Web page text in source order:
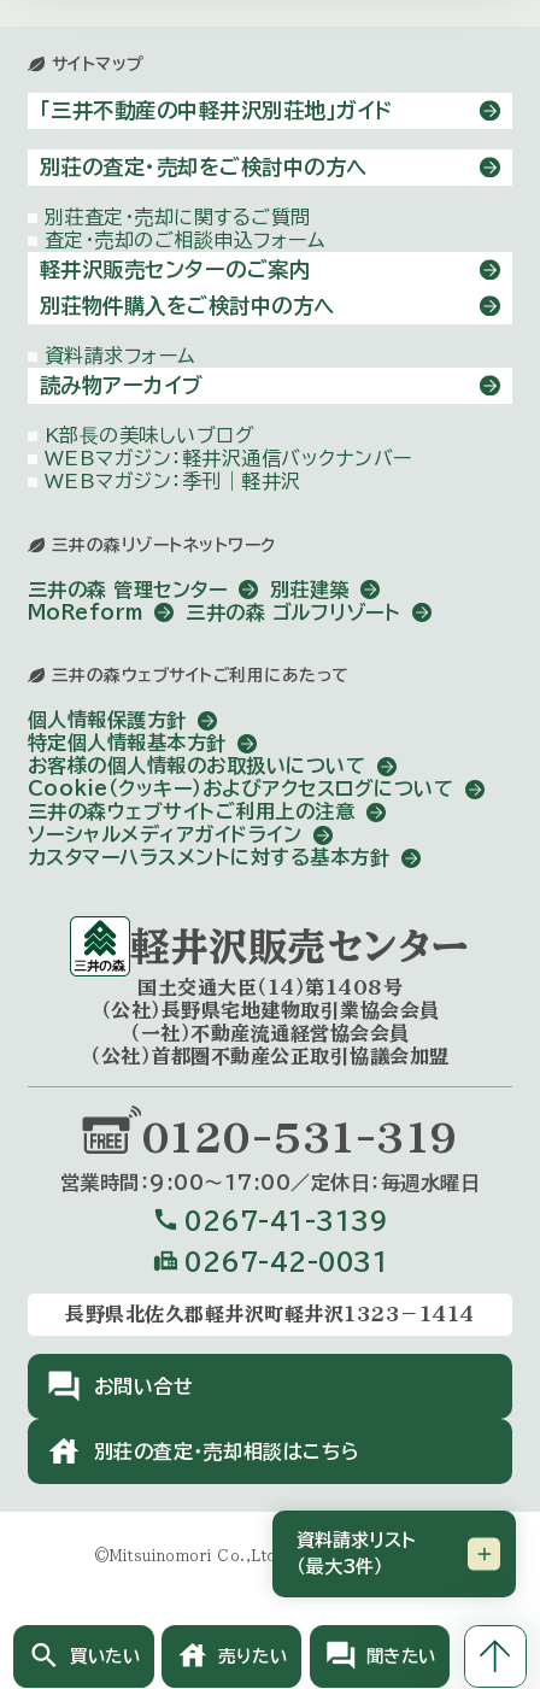
資料請求リスト
（最大3件）
サイトマップ
「三井不動産の中軽井沢別荘地」ガイド
別荘の査定・売却をご検討中の方へ
別荘査定・売却に関するご質問
査定・売却のご相談申込フォーム
軽井沢販売センターのご案内
別荘物件購⼊をご検討中の方へ
資料請求フォーム
読み物アーカイブ
K部⻑の美味しいブログ
WEBマガジン： 軽井沢通信バックナンバー
WEBマガジン：季刊｜軽井沢
三井の森リゾートネットワーク
三井の森 管理センター
別荘建築
MoReform
三井の森 ゴルフリゾート
三井の森ウェブサイトご利用にあたって
個人情報保護方針
特定個人情報基本方針
お客様の個人情報のお取扱いについて
Cookie（クッキー）およびアクセスログについて
三井の森ウェブサイトご利用上の注意
ソーシャルメディアガイドライン
カスタマーハラスメントに対する基本方針
軽井沢販売センター
国土交通大臣（14）第1408号
（公社）長野県宅地建物取引業協会会員
（一社）不動産流通経営協会会員
（公社）首都圏不動産公正取引協議会加盟
0120-531-319
営業時間：9:00〜17:00／定休⽇：毎週⽔曜⽇
call 0267-41-3139
fax 0267-42-0031
長野県北佐久郡軽井沢町軽井沢1323－1414
forum お問い合せ
house 別荘の査定・売却相談はこちら
©Mitsuinomori Co.,Ltd.All Rights Reserved.
search 買いたい house 売りたい forum 聞きたい